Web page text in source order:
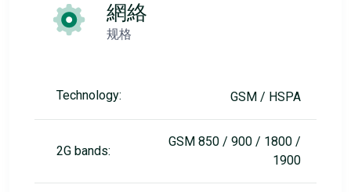
網絡
规格
Technology: GSM / HSPA
2G bands:
GSM 850 / 900 / 1800 /
1900